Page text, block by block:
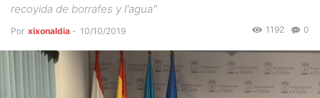
recoyida de borrafes y l'agua"
Por xixonaldia - 10/10/2019 0
1192